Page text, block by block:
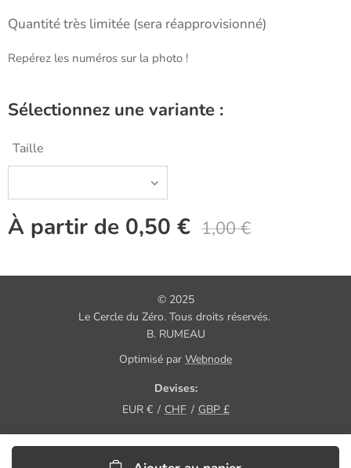
Quantité très limitée (sera réapprovisionné)
Repérez les numéros sur la photo !
Sélectionnez une variante :
Taille
À partir de 0,50 € 1,00€
© 2025
Le Cercle du Zéro. Tous droits réservés.
B. RUMEAU
Optimisé par Webnode
Devises
EUR €
CHF GBP £